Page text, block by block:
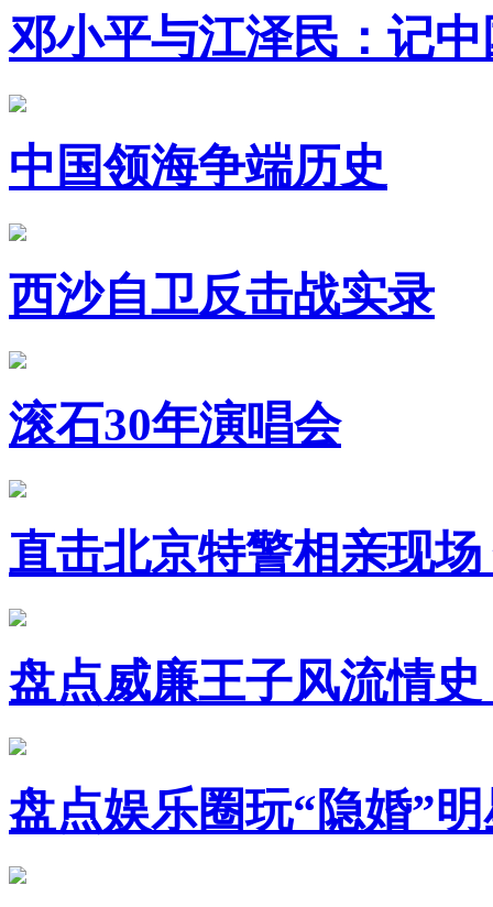
邓小平与江泽民：记
中国领海争端历史
西沙自卫反击战实录
滚石30年演唱会
直击北京特警相亲现
盘点威廉王子风流情
盘点娱乐圈玩“隐婚”